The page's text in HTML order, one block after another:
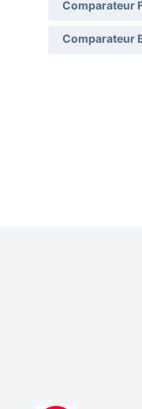
Comparateur
Comparateur